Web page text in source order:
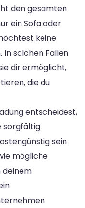
den gesamten
ein Sofa oder
keine
solchen Fällen
dir ermöglicht,
die du
entscheidest,
sorgfältig
sein
mögliche
deinem